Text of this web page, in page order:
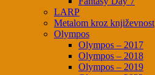
LARP
Metalom kroz književnost
Olympos
Olympos – 2017
Olympos – 2018
Olympos – 2019